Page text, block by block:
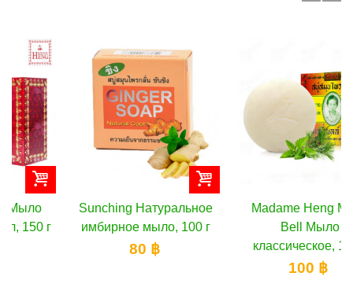
Sunching Натуральное
имбирное мыло, 100 г
Madame Heng Merry
Bell Мыло
классическое, 160 г